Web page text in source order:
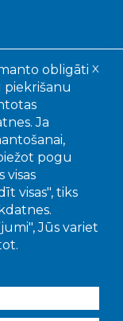
"Ogres
LV – 5001
LV- 5001
X
obligāti
piekrišanu
Ja
pogu
visas
visas", tiks
Jūs variet